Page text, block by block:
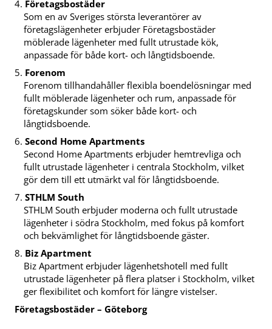
Företagsbostäder
Som en av Sveriges största leverantörer av
företagslägenheter erbjuder Företagsbostäder
möblerade lägenheter med fullt utrustade kök,
anpassade för både kort- och långtidsboende.
Forenom
Forenom tillhandahåller flexibla boendelösningar med
fullt möblerade lägenheter och rum, anpassade för
företagskunder som söker både kort- och
långtidsboende.
Second Home Apartments
Second Home Apartments erbjuder hemtrevliga och
fullt utrustade lägenheter i centrala Stockholm, vilket
gör dem till ett utmärkt val för långtidsboende.
STHLM South
STHLM South erbjuder moderna och fullt utrustade
lägenheter i södra Stockholm, med fokus på komfort
och bekvämlighet för långtidsboende gäster.
Biz Apartment
Biz Apartment erbjuder lägenhetshotell med fullt
utrustade lägenheter på flera platser i Stockholm, vilket
ger flexibilitet och komfort för längre vistelser.
Företagsbostäder – Göteborg